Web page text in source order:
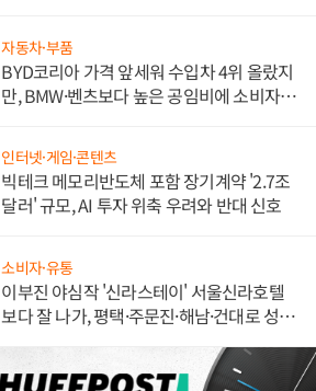
자동차·부품
BYD코리아 가격 앞세워 수입차 4위 올랐지
만, BMW·벤츠보다 높은 공임비에 소비자
인터넷·게임·콘텐츠
빅테크 메모리반도체 포함 장기계약 '2.7조
달러' 규모, AI 투자 위축 우려와 반대 신호
소비자·유통
이부진 야심작 '신라스테이' 서울신라호텔
보다 잘 나가, 평택·주문진·해남·건대로 성